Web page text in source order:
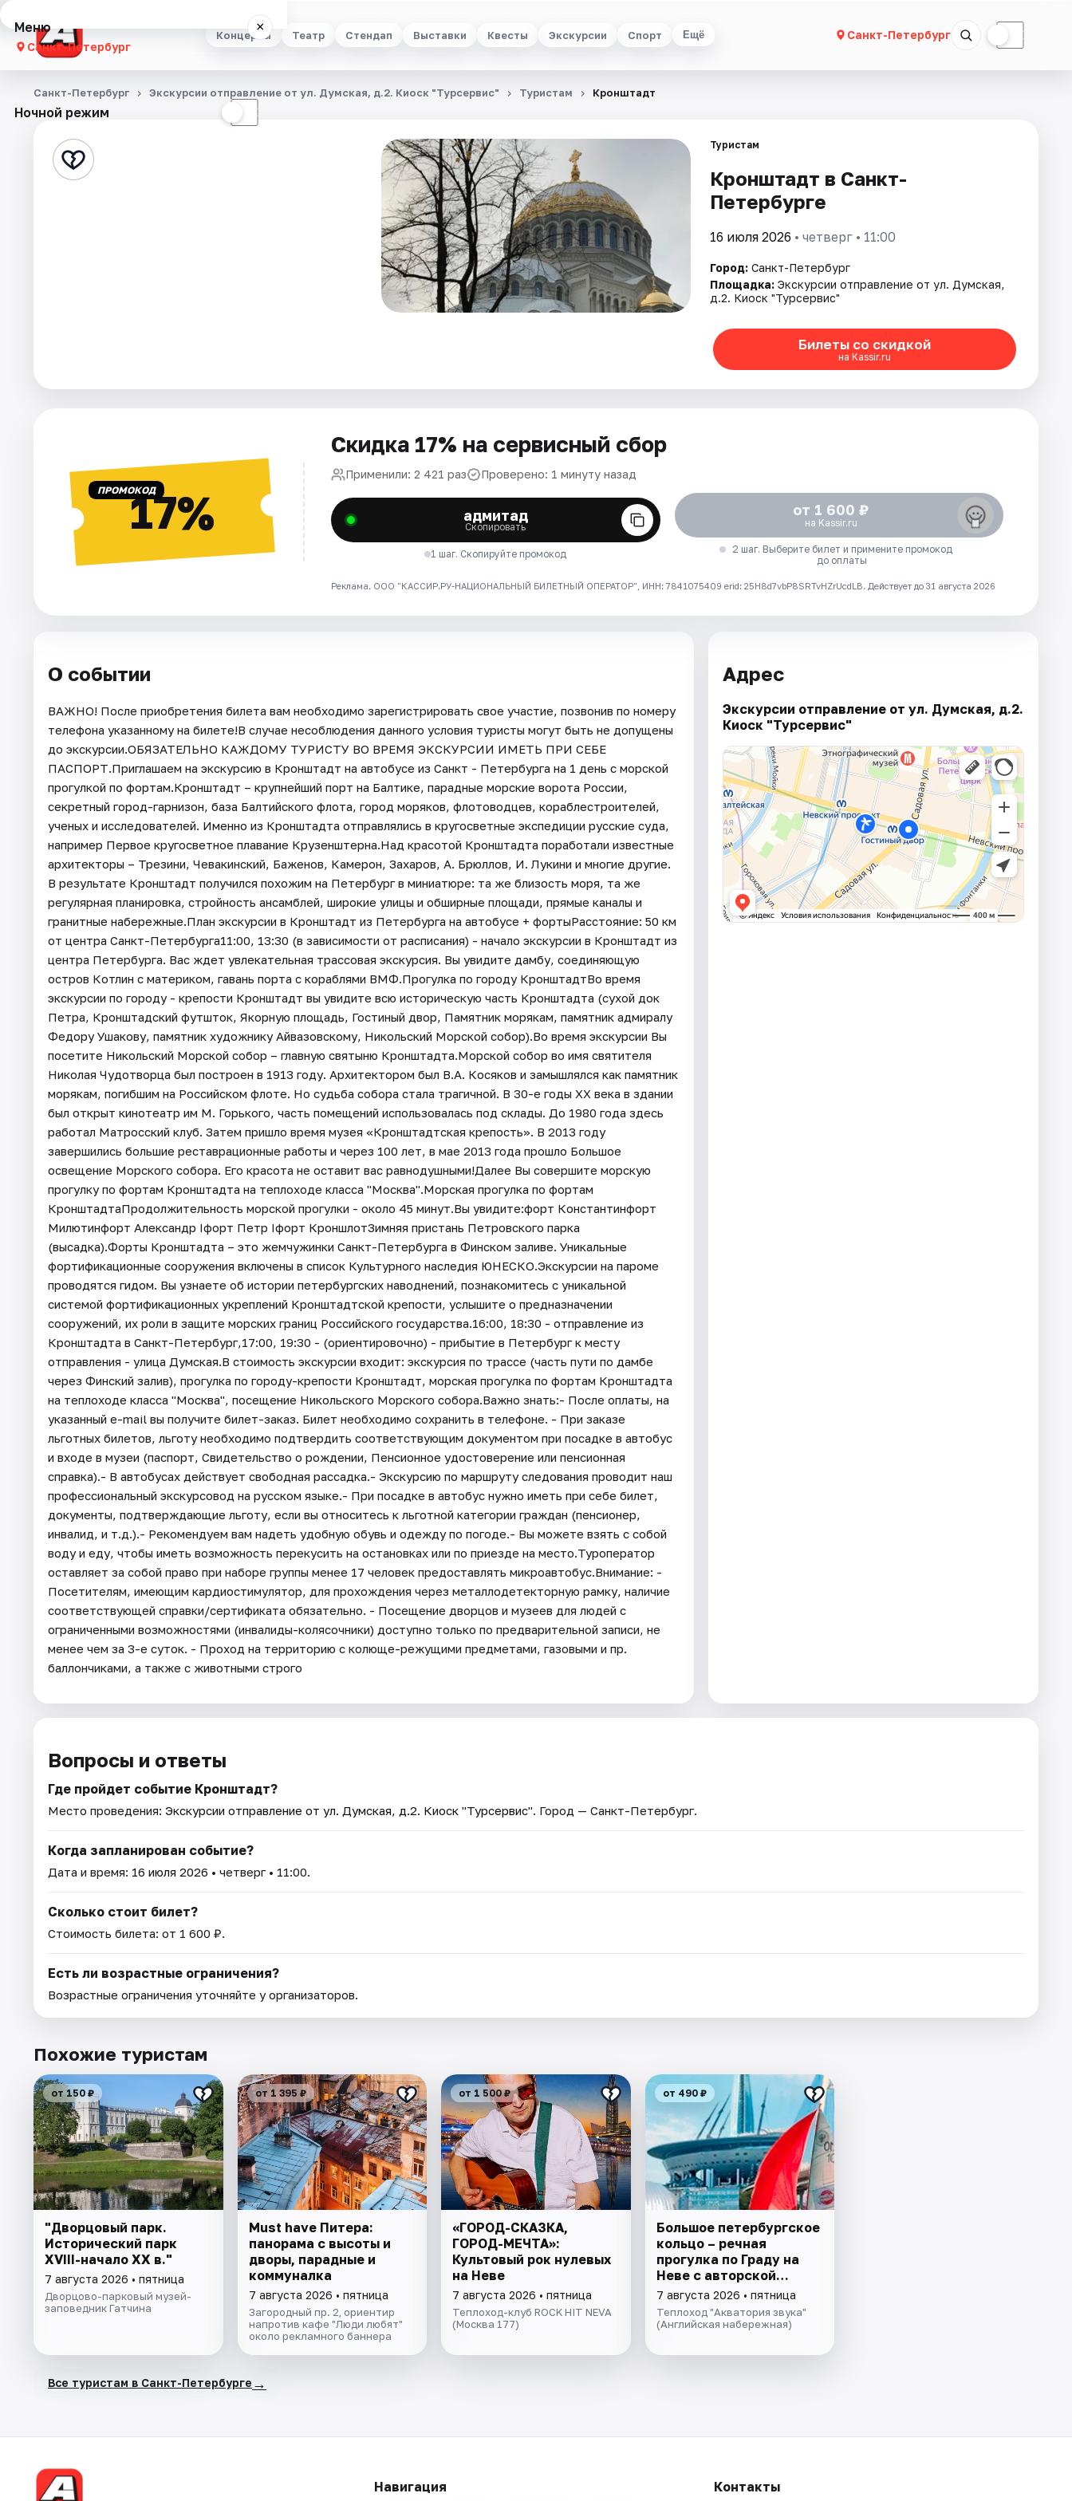
Концерты Театр Стендап Выставки Квесты Экскурсии Спорт Ещё Санкт-Петербург ☾
Меню ×
Санкт-Петербург
Концерты
Стендап
Артисты
Рейтинги
Ночной режим ☾
Санкт-Петербург Экскурсии отправление от ул. Думская, д.2. Киоск "Турсервис" Туристам Кронштадт
Туристам
Кронштадт в Санкт-
Петербурге
16 июля 2026 • четверг • 11:00
Город: Санкт-Петербург
Площадка: Экскурсии отправление от ул. Думская,
д.2. Киоск "Турсервис"
Билеты со скидкой
на Kassir.ru
ПРОМОКОД17%
Скидка 17% на сервисный сбор
Применили: 2 421 раз Проверено: 1 минуту назад
адмитад
Скопировать
1 шаг. Скопируйте промокод
от 1 600 ₽
на Kassir.ru
2 шаг. Выберите билет и примените промокод
до оплаты
Реклама. ООО "КАССИР.РУ-НАЦИОНАЛЬНЫЙ БИЛЕТНЫЙ ОПЕРАТОР", ИНН: 7841075409 erid: 25H8d7vbP8SRTvHZrUcdLB. Действует до 31 августа 2026
О событии
ВАЖНО! После приобретения билета вам необходимо зарегистрировать свое участие, позвонив по номеру
телефона указанному на билете!В случае несоблюдения данного условия туристы могут быть не допущены
до экскурсии.ОБЯЗАТЕЛЬНО КАЖДОМУ ТУРИСТУ ВО ВРЕМЯ ЭКСКУРСИИ ИМЕТЬ ПРИ СЕБЕ
ПАСПОРТ.Приглашаем на экскурсию в Кронштадт на автобусе из Санкт - Петербурга на 1 день с морской
прогулкой по фортам.Кронштадт – крупнейший порт на Балтике, парадные морские ворота России,
секретный город-гарнизон, база Балтийского флота, город моряков, флотоводцев, кораблестроителей,
ученых и исследователей. Именно из Кронштадта отправлялись в кругосветные экспедиции русские суда,
например Первое кругосветное плавание Крузенштерна.Над красотой Кронштадта поработали известные
архитекторы – Трезини, Чевакинский, Баженов, Камерон, Захаров, А. Брюллов, И. Лукини и многие другие.
В результате Кронштадт получился похожим на Петербург в миниатюре: та же близость моря, та же
регулярная планировка, стройность ансамблей, широкие улицы и обширные площади, прямые каналы и
гранитные набережные.План экскурсии в Кронштадт из Петербурга на автобусе + фортыРасстояние: 50 км
от центра Санкт-Петербурга11:00, 13:30 (в зависимости от расписания) - начало экскурсии в Кронштадт из
центра Петербурга. Вас ждет увлекательная трассовая экскурсия. Вы увидите дамбу, соединяющую
остров Котлин с материком, гавань порта с кораблями ВМФ.Прогулка по городу КронштадтВо время
экскурсии по городу - крепости Кронштадт вы увидите всю историческую часть Кронштадта (сухой док
Петра, Кронштадский футшток, Якорную площадь, Гостиный двор, Памятник морякам, памятник адмиралу
Федору Ушакову, памятник художнику Айвазовскому, Никольский Морской собор).Во время экскурсии Вы
посетите Никольский Морской собор – главную святыню Кронштадта.Морской собор во имя святителя
Николая Чудотворца был построен в 1913 году. Архитектором был В.А. Косяков и замышлялся как памятник
морякам, погибшим на Российском флоте. Но судьба собора стала трагичной. В 30-е годы XX века в здании
был открыт кинотеатр им М. Горького, часть помещений использовалась под склады. До 1980 года здесь
работал Матросский клуб. Затем пришло время музея «Кронштадтская крепость». В 2013 году
завершились большие реставрационные работы и через 100 лет, в мае 2013 года прошло Большое
освещение Морского собора. Его красота не оставит вас равнодушными!Далее Вы совершите морскую
прогулку по фортам Кронштадта на теплоходе класса "Москва".Морская прогулка по фортам
КронштадтаПродолжительность морской прогулки - около 45 минут.Вы увидите:форт Константинфорт
Милютинфорт Александр Iфорт Петр Iфорт КроншлотЗимняя пристань Петровского парка
(высадка).Форты Кронштадта – это жемчужинки Санкт-Петербурга в Финском заливе. Уникальные
фортификационные сооружения включены в список Культурного наследия ЮНЕСКО.Экскурсии на пароме
проводятся гидом. Вы узнаете об истории петербургских наводнений, познакомитесь с уникальной
системой фортификационных укреплений Кронштадтской крепости, услышите о предназначении
сооружений, их роли в защите морских границ Российского государства.16:00, 18:30 - отправление из
Кронштадта в Санкт-Петербург,17:00, 19:30 - (ориентировочно) - прибытие в Петербург к месту
отправления - улица Думская.В стоимость экскурсии входит: экскурсия по трассе (часть пути по дамбе
через Финский залив), прогулка по городу-крепости Кронштадт, морская прогулка по фортам Кронштадта
на теплоходе класса "Москва", посещение Никольского Морского собора.Важно знать:- После оплаты, на
указанный e-mail вы получите билет-заказ. Билет необходимо сохранить в телефоне. - При заказе
льготных билетов, льготу необходимо подтвердить соответствующим документом при посадке в автобус
и входе в музеи (паспорт, Свидетельство о рождении, Пенсионное удостоверение или пенсионная
справка).- В автобусах действует свободная рассадка.- Экскурсию по маршруту следования проводит наш
профессиональный экскурсовод на русском языке.- При посадке в автобус нужно иметь при себе билет,
документы, подтверждающие льготу, если вы относитесь к льготной категории граждан (пенсионер,
инвалид, и т.д.).- Рекомендуем вам надеть удобную обувь и одежду по погоде.- Вы можете взять с собой
воду и еду, чтобы иметь возможность перекусить на остановках или по приезде на место.Туроператор
оставляет за собой право при наборе группы менее 17 человек предоставлять микроавтобус.Внимание: -
Посетителям, имеющим кардиостимулятор, для прохождения через металлодетекторную рамку, наличие
соответствующей справки/сертификата обязательно. - Посещение дворцов и музеев для людей с
ограниченными возможностями (инвалиды-колясочники) доступно только по предварительной записи, не
менее чем за 3-е суток. - Проход на территорию с колюще-режущими предметами, газовыми и пр.
баллончиками, а также с животными строго
Адрес
Экскурсии отправление от ул. Думская, д.2.
Киоск "Турсервис"
Вопросы и ответы
Где пройдет событие Кронштадт?
Место проведения: Экскурсии отправление от ул. Думская, д.2. Киоск "Турсервис". Город — Санкт-Петербург.
Когда запланирован событие?
Дата и время: 16 июля 2026 • четверг • 11:00.
Сколько стоит билет?
Стоимость билета: от 1 600 ₽.
Есть ли возрастные ограничения?
Возрастные ограничения уточняйте у организаторов.
Похожие туристам
от 150 ₽
"Дворцовый парк.
Исторический парк
XVIII-начало XX в."
7 августа 2026 • пятница
Дворцово-парковый музей-
заповедник Гатчина
от 1 395 ₽
Must have Питера:
панорама с высоты и
дворы, парадные и
коммуналка
7 августа 2026 • пятница
Загородный пр. 2, ориентир
напротив кафе "Люди любят"
около рекламного баннера
от 1 500 ₽
«ГОРОД-СКАЗКА,
ГОРОД-МЕЧТА»:
Культовый рок нулевых
на Неве
7 августа 2026 • пятница
Теплоход-клуб ROCK HIT NEVA
(Москва 177)
от 490 ₽
Большое петербургское
кольцо – речная
прогулка пo Граду на
Неве с авторской
экскурсией и живой
музыкой в тёплом
салоне теплохода
7 августа 2026 • пятница
Теплоход "Акватория звука"
(Английская набережная)
Все туристам в Санкт-Петербурге →
Навигация Контакты